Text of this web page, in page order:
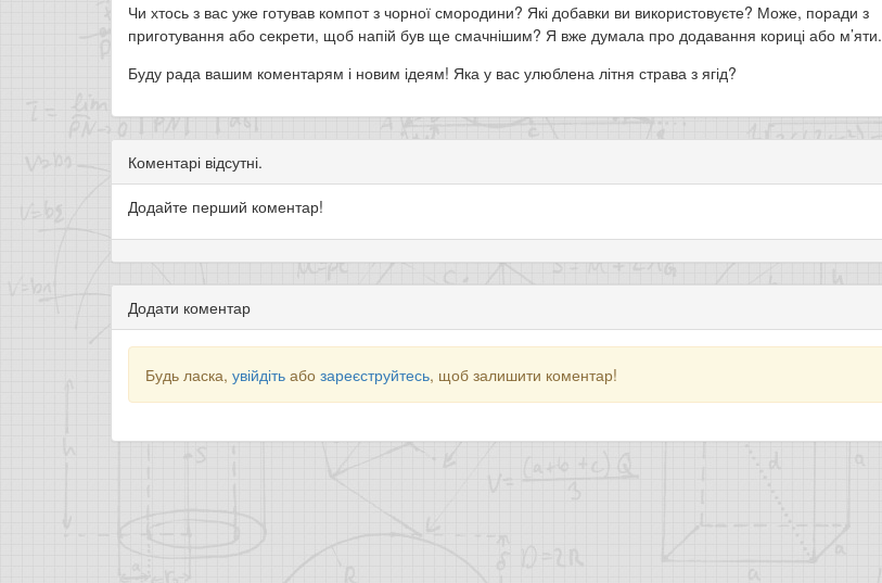
Чи хтось з вас уже готував компот з чорної смородини? Які добавки ви використовуєте? Може, поради з
приготування або секрети, щоб напій був ще смачнішим? Я вже думала про додавання кориці або м’яти.
Буду рада вашим коментарям і новим ідеям! Яка у вас улюблена літня страва з ягід?
Коментарі відсутні.
Додайте перший коментар!
Додати коментар
Будь ласка, увійдіть або зареєструйтесь, щоб залишити коментар!